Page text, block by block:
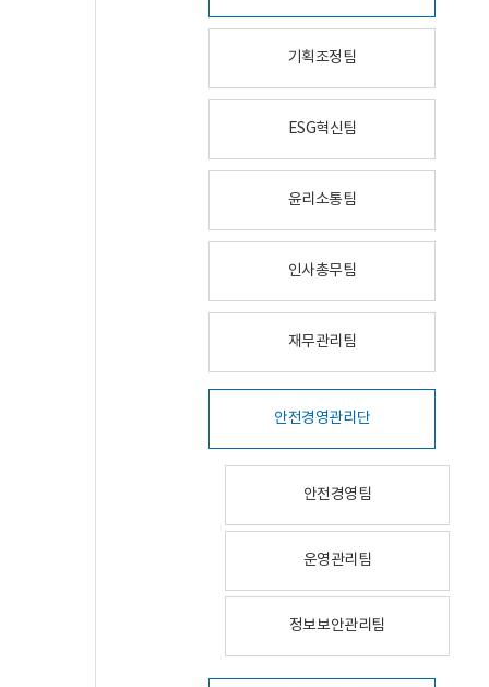
기획조정팀
ESG혁신팀
윤리소통팀
인사총무팀
재무관리팀
안전경영관리단
안전경영팀
운영관리팀
정보보안관리팀